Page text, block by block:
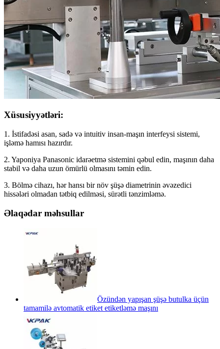
Xüsusiyyətləri:
1. İstifadəsi asan, sadə və intuitiv insan-maşın interfeysi sistemi,
işləmə hamısı hazırdır.
2. Yaponiya Panasonic idarəetmə sistemini qəbul edin, maşının daha
stabil və daha uzun ömürlü olmasını təmin edin.
3. Bölmə cihazı, hər hansı bir növ şüşə diametrinin əvəzedici
hissələri olmadan tətbiq edilməsi, sürətli tənzimləmə.
Əlaqədar məhsullar
Özündən yapışan şüşə butulka üçün
tamamilə avtomatik etiket etiketləmə maşını